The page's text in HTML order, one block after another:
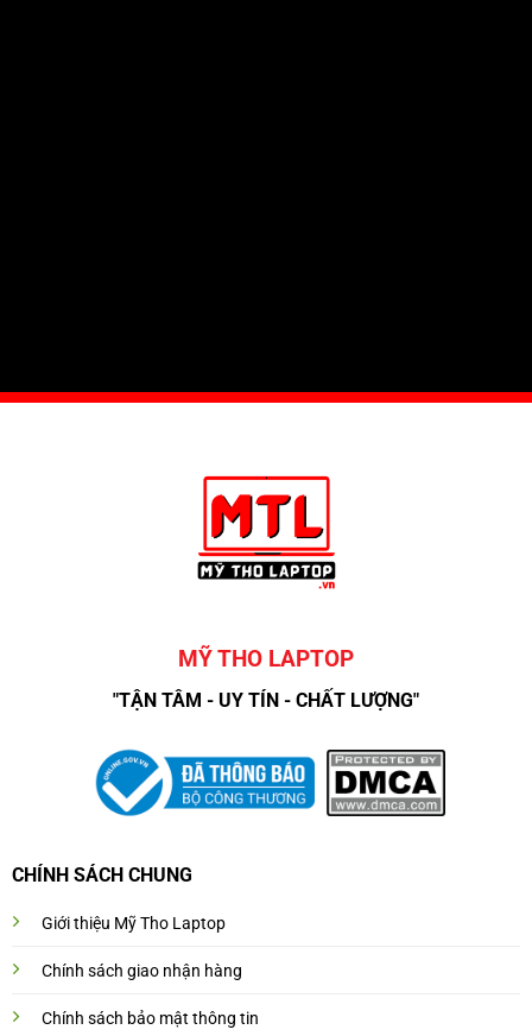
MỸ THO LAPTOP
"TẬN TÂM - UY TÍN - CHẤT LƯỢNG"
CHÍNH SÁCH CHUNG
Giới thiệu Mỹ Tho Laptop
Chính sách giao nhận hàng
Chính sách bảo mật thông tin